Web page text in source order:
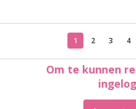
1 2 3 4
Om te kunnen